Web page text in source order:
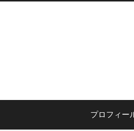
プロフィー